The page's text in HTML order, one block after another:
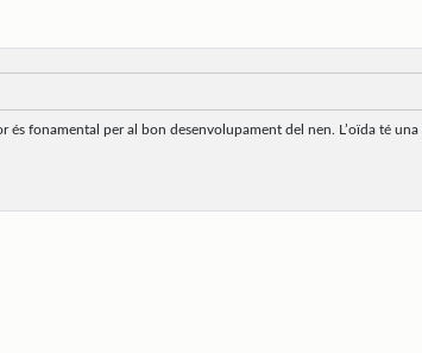
és fonamental per al bon desenvolupament del nen. L’oïda té